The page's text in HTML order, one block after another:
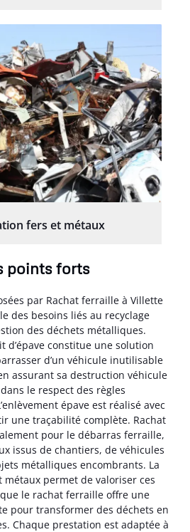
fers et métaux
points forts
par Rachat ferraille à Villette
des besoins liés au recyclage
des déchets métalliques.
d’épave constitue une solution
d’un véhicule inutilisable
assurant sa destruction véhicule
dans le respect des règles
épave est réalisé avec
une traçabilité complète. Rachat
pour le débarras ferraille,
issus de chantiers, de véhicules
métalliques encombrants. La
permet de valoriser ces
le rachat ferraille offre une
pour transformer des déchets en
Chaque prestation est adaptée à